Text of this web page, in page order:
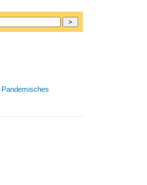
Pandemisches